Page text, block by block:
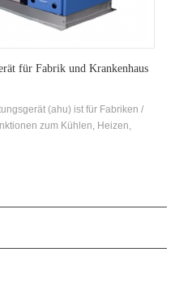
für Fabrik und Krankenhaus
(ahu) ist für Fabriken /
zum Kühlen, Heizen,